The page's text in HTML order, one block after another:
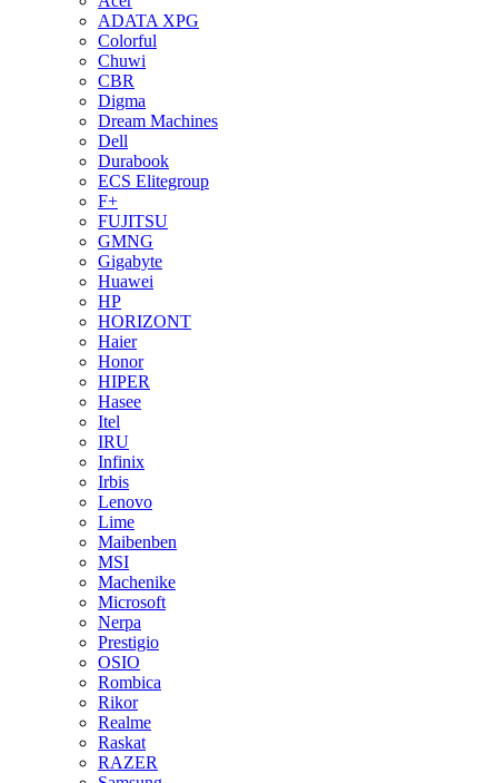
ADATA XPG
Colorful
Chuwi
CBR
Digma
Dream Machines
Dell
Durabook
ECS Elitegroup
F+
FUJITSU
GMNG
Gigabyte
Huawei
HP
HORIZONT
Haier
Honor
HIPER
Hasee
Itel
IRU
Infinix
Irbis
Lenovo
Lime
Maibenben
MSI
Machenike
Microsoft
Nerpa
Prestigio
OSIO
Rombica
Rikor
Realme
Raskat
RAZER